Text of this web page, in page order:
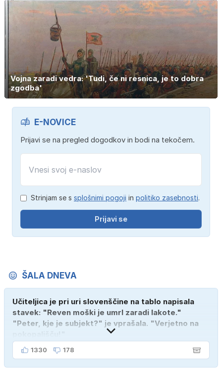
Vojna zaradi vedra: 'Tudi, če ni resnica, je to dobra
zgodba'
E-NOVICE
Prijavi se na pregled dogodkov in bodi na tekočem.
Strinjam se s splošnimi pogoji in politiko zasebnosti.
Prijavi se
ŠALA DNEVA
Učiteljica je pri uri slovenščine na tablo napisala
stavek: "Reven moški je umrl zaradi lakote."
"Peter, kje je subjekt?" je vprašala. "Verjetno na
1330 178